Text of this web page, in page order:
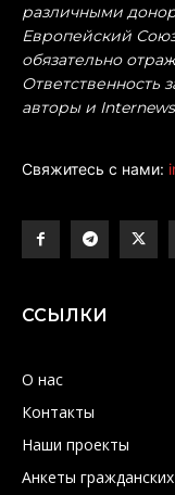
различными
Европейский
обязательно
Ответственность
авторы и
Свяжитесь с нами:
ССЫЛКИ
О нас
Контакты
Наши проекты
Анкеты